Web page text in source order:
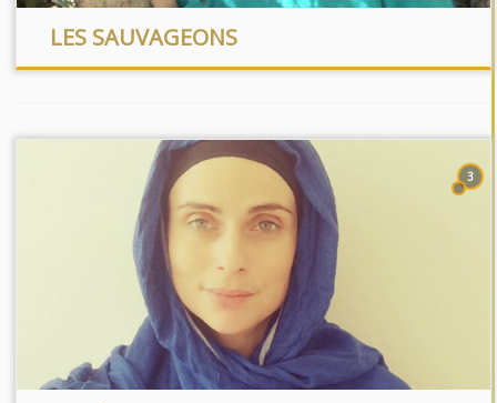
LES SAUVAGEONS
3